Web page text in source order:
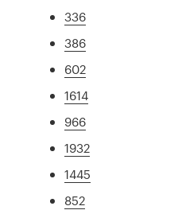
336
386
602
1614
966
1932
1445
852